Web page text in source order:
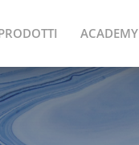
ACADEMY